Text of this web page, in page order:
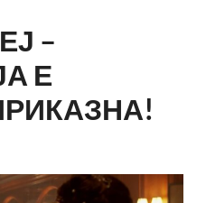
–
Е